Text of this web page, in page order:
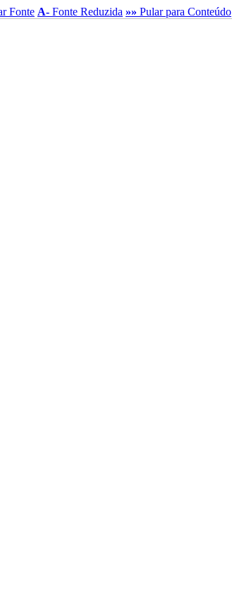
Fonte A- Fonte Reduzida »» Pular para Conteúdo